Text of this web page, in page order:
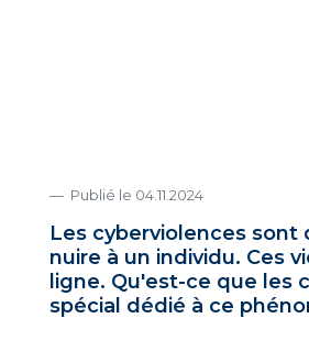
Publié le 04.11.2024
Les cyberviolences sont
nuire à un individu. Ces
ligne. Qu'est-ce que les
spécial dédié à ce